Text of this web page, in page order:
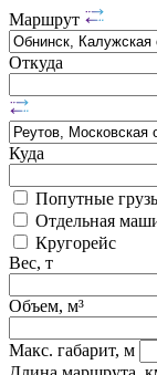
Маршрут
Откуда
Куда
Попутные
Отдельная
Кругорейс
Вес, т
Объем, м³
Макс. габарит, м